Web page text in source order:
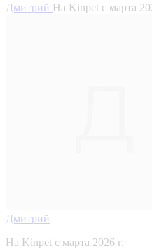
Дмитрий На Kinpet c марта
Дмитрий
На Kinpet c марта 2026 г.